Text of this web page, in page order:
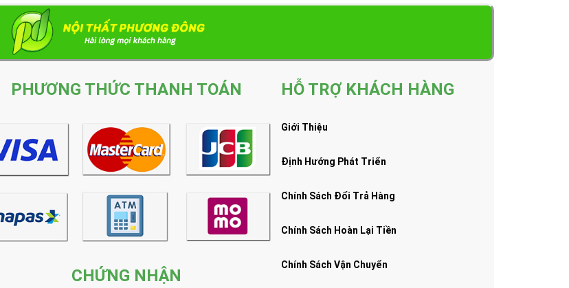
PHƯƠNG THỨC THANH TOÁN
CHỨNG NHẬN
HỖ TRỢ KHÁCH HÀNG
Giới Thiệu
Định Hướng Phát Triển
Chính Sách Đổi Trả Hàng
Chính Sách Hoàn Lại Tiền
Chính Sách Vận Chuyển